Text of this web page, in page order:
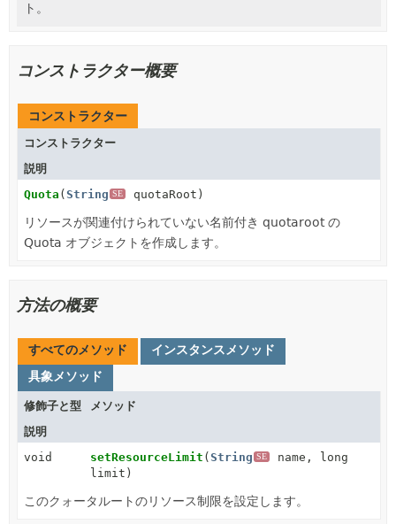
ト。
コンストラクター概要
コンストラクター
コンストラクター
説明
Quota ( String SE quotaRoot)
リソースが関連付けられていない名前付き quotaroot の
Quota オブジェクトを作成します。
方法の概要
すべてのメソッド
インスタンスメソッド
具象メソッド
修飾子と型
メソッド
説明
void
setResourceLimit ( String SE
name, long
limit)
このクォータルートのリソース制限を設定します。